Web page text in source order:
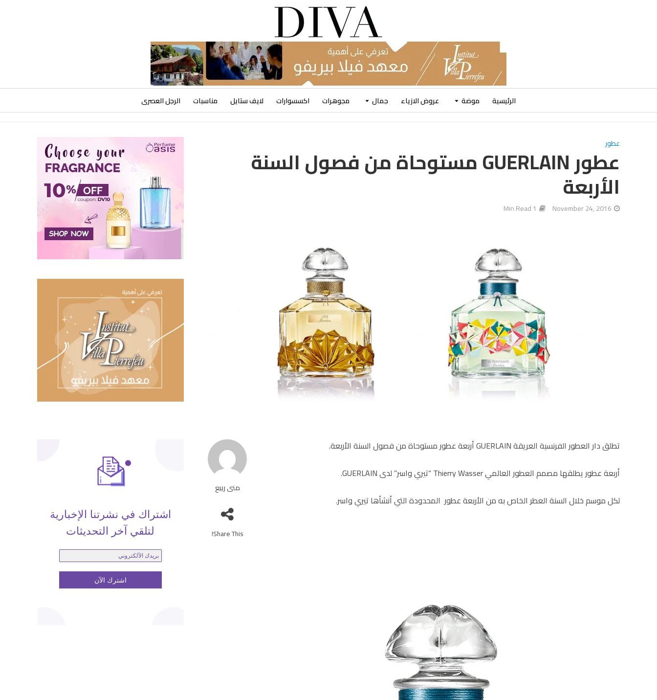
الرئيسية موضة عروض الازياء جمال مجوهرات اكسسوارات لايف ستايل مناسبات الرجل العصرى
اشتراك في نشرتنا الإخبارية
لتلقي آخر التحديثات
عطور
عطور GUERLAIN مستوحاة من فصول السنة
الأربعة
November 24, 2016
1 Min Read
منى ربيع
Share This!
تطلق دار العطور الفرنسية العريقة GUERLAIN أربعة عطور مستوحاة من فصول السنة الأربعة.
أربعة عطور يطلقها مصمم العطور العالمي Thierry Wasser “تيري واسر” لدى GUERLAIN.
لكل موسم خلال السنة العطر الخاص به من الأربعة عطور المحدودة التي أنشأها تيري واسر.